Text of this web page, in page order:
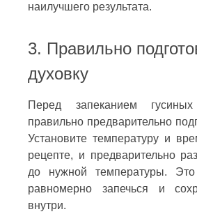
наилучшего результата.
3. Правильно
духовку
Перед запеканием
правильно предварительно
Установите температуру и
рецепте, и предварительно
до нужной температуры.
равномерно запечься и
внутри.